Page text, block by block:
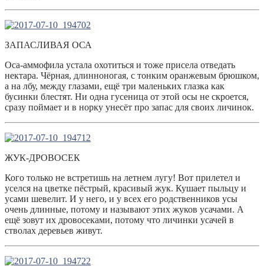
ЗАПАСЛИВАЯ ОСА
Оса-аммофила устала охотиться и тоже присела отведать
нектара. Чёрная, длинноногая, с тонким оранжевым брюшком,
а на лбу, между глазами, ещё три маленьких глазка как
бусинки блестят. Ни одна гусеница от этой осы не скроется,
сразу поймает и в норку унесёт про запас для своих личинок.
ЖУК-ДРОВОСЕК
Кого только не встретишь на летнем лугу! Вот прилетел и
уселся на цветке пёстрый, красивый жук. Кушает пыльцу и
усами шевелит. И у него, и у всех его родственников усы
очень длинные, потому и называют этих жуков усачами. А
ещё зовут их дровосеками, потому что личинки усачей в
стволах деревьев живут.